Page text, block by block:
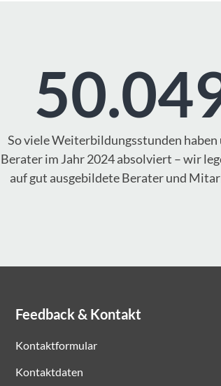
So viele Weiterbildungsstunden haben
Berater im Jahr 2024 absolviert – wir
auf gut ausgebildete Berater und
Feedback & Kontakt
Kontaktformular
Kontaktdaten